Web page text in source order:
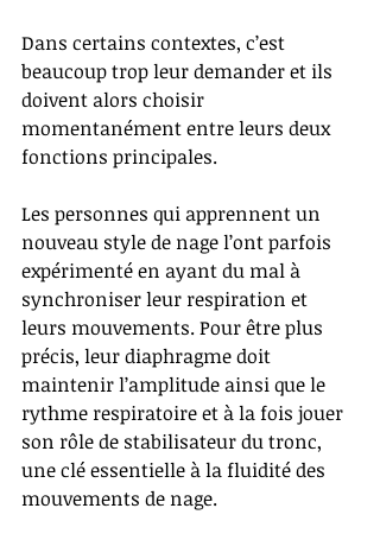
Dans certains contextes, c’est
beaucoup trop leur demander et ils
doivent alors choisir
momentanément entre leurs deux
fonctions principales.
Les personnes qui apprennent un
nouveau style de nage l’ont parfois
expérimenté en ayant du mal à
synchroniser leur respiration et
leurs mouvements. Pour être plus
précis, leur diaphragme doit
maintenir l’amplitude ainsi que le
rythme respiratoire et à la fois jouer
son rôle de stabilisateur du tronc,
une clé essentielle à la fluidité des
mouvements de nage.